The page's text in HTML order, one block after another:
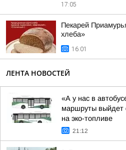
17:05
Пекарей
хлеба»
16:01
ЛЕНТА НОВОСТЕЙ
«А у нас в
маршруты выйдет
на эко-топливе
21:12